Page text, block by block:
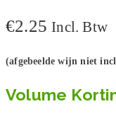
Bitch
€2.25 Incl. Btw
(afgebeelde wijn niet
Volume